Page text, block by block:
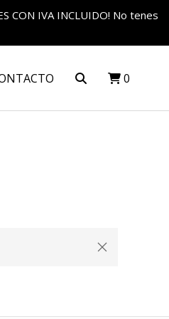
CON IVA INCLUIDO! No tenes
0